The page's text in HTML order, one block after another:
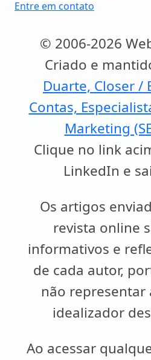
Entre em contato
© 2006-2026
Criado e
Duarte, Closer /
Contas,
Marketing
Clique no link
LinkedIn e
Os artigos
revista online
informativos e
de cada autor,
não representar
idealizador
Ao acessar